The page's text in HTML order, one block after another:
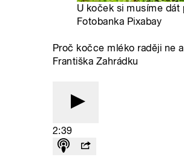
U koček si musíme dát
Fotobanka Pixabay
Proč kočce mléko raději ne
Františka Zahrádku
2:39